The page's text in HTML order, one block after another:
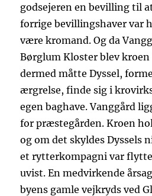
godsejeren en bevilling til
forrige bevillingshaver var
være kromand. Og da
Børglum Kloster blev
dermed måtte Dyssel,
ærgrelse, finde sig i
egen baghave. Vanggård
for præstegården. Kroen
og om det skyldes Dyssels
et rytterkompagni var
uvist. En medvirkende
byens gamle vejkryds ved